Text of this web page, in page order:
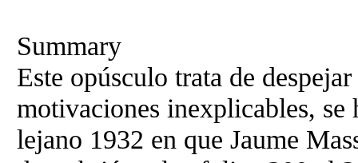
Summary
Este opúsculo trata de
motivaciones inexplicables, se
lejano 1932 en que Jaume